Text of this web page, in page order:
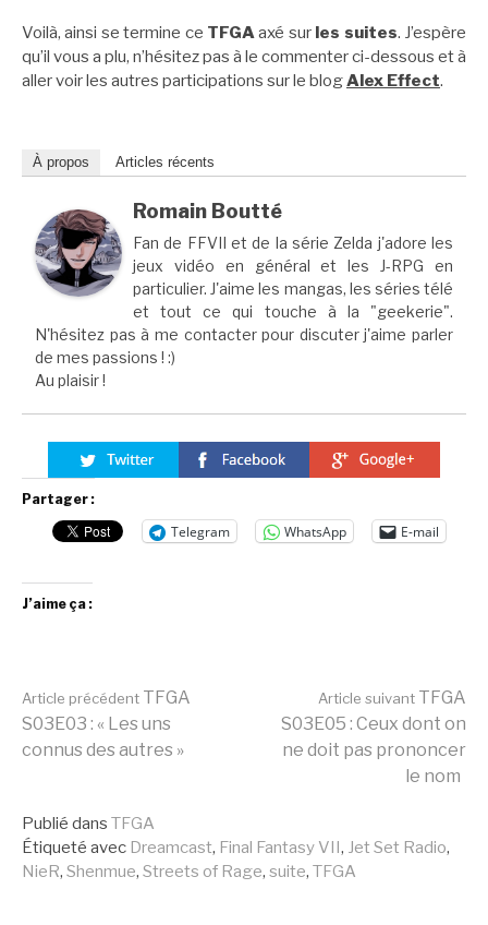
Voilà, ainsi se termine ce TFGAaxé sur les suites. J’espère
qu’il vous a plu, n’hésitez pas à le commenter ci-dessous et à
aller voir les autres participations sur le blogAlex Effect.
À propos Articles récents
Romain Boutté
Fan de FFVII et de la série Zelda j'adore les
jeux vidéo en général et les J-RPG en
particulier. J'aime les mangas, les séries télé
et tout ce qui touche à la "geekerie".
N'hésitez pas à me contacter pour discuter j'aime parler
de mes passions ! :)
Au plaisir !
Partager :
Telegram WhatsApp E-mail
J’aime ça :
Lire
suite
Article précédent TFGA
S03E03 : « Les uns
connus des autres »
Article suivant TFGA
S03E05 : Ceux dont on
ne doit pas prononcer
le nom
Publié dans TFGA
Étiqueté avec Dreamcast, Final Fantasy VII , Jet Set Radio,
NieR, Shenmue, Streets of Rage, suite, TFGA